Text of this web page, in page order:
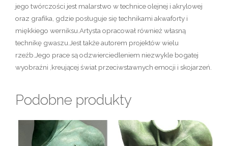
jego twórczości jest malarstwo w technice olejnej i akrylowej
oraz grafika, gdzie posługuje się technikami akwaforty i
miękkiego werniksu.Artysta opracował również własną
technikę gwaszu.Jest także autorem projektów wielu
rzeźb.Jego prace są odzwierciedleniem niezwykle bogatej
wyobraźni ,kreującej świat przeciwstawnych emocji i skojarzeń.
Podobne produkty